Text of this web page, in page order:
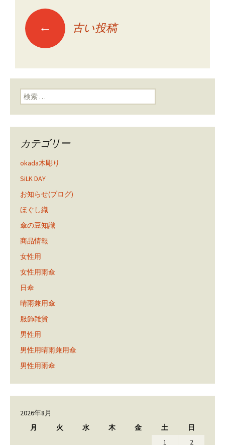
投稿ナビゲーショ
ン
← 古い投稿
検索:
カテゴリー
okada木彫り
SiLK DAY
お知らせ(ブログ)
ほぐし織
傘の豆知識
商品情報
女性用
女性用雨傘
日傘
晴雨兼用傘
服飾雑貨
男性用
男性用晴雨兼用傘
男性用雨傘
2026年8月
月
火 水 木 金 土 日
1
2